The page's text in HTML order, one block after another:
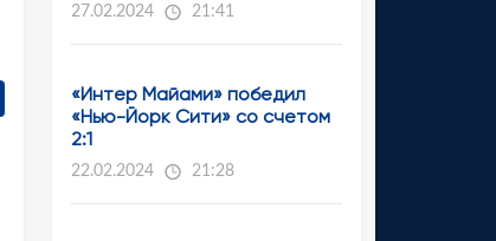
27.02.2024 21:41
«Интер Майами» победил
«Нью-Йорк Сити» со счетом
2:1
22.02.2024 21:28